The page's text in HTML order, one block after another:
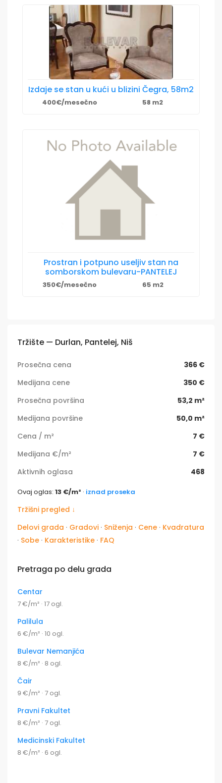
Izdaje se stan u kući u blizini Čegra, 58m2
400€/mesečno 58 m2
Prostran i potpuno useljiv stan na
somborskom bulevaru-PANTELEJ
350€/mesečno 65 m2
Tržište — Durlan, Pantelej, Niš
Prosečna cena
366 €
Medijana cene
350 €
Prosečna površina
53,2 m²
Medijana površine
50,0 m²
Cena / m²
7 €
Medijana €/m²
7 €
Aktivnih oglasa
468
Ovaj oglas: 13 €/m² · iznad proseka
Tržišni pregled ↓
Delovi grada · Gradovi · Sniženja · Cene · Kvadratura
· Sobe · Karakteristike · FAQ
Pretraga po delu grada
Centar
7 €/m² · 17 ogl.
Palilula
6 €/m² · 10 ogl.
Bulevar Nemanjića
8 €/m² · 8 ogl.
Čair
9 €/m² · 7 ogl.
Pravni Fakultet
8 €/m² · 7 ogl.
Medicinski Fakultet
8 €/m² · 6 ogl.